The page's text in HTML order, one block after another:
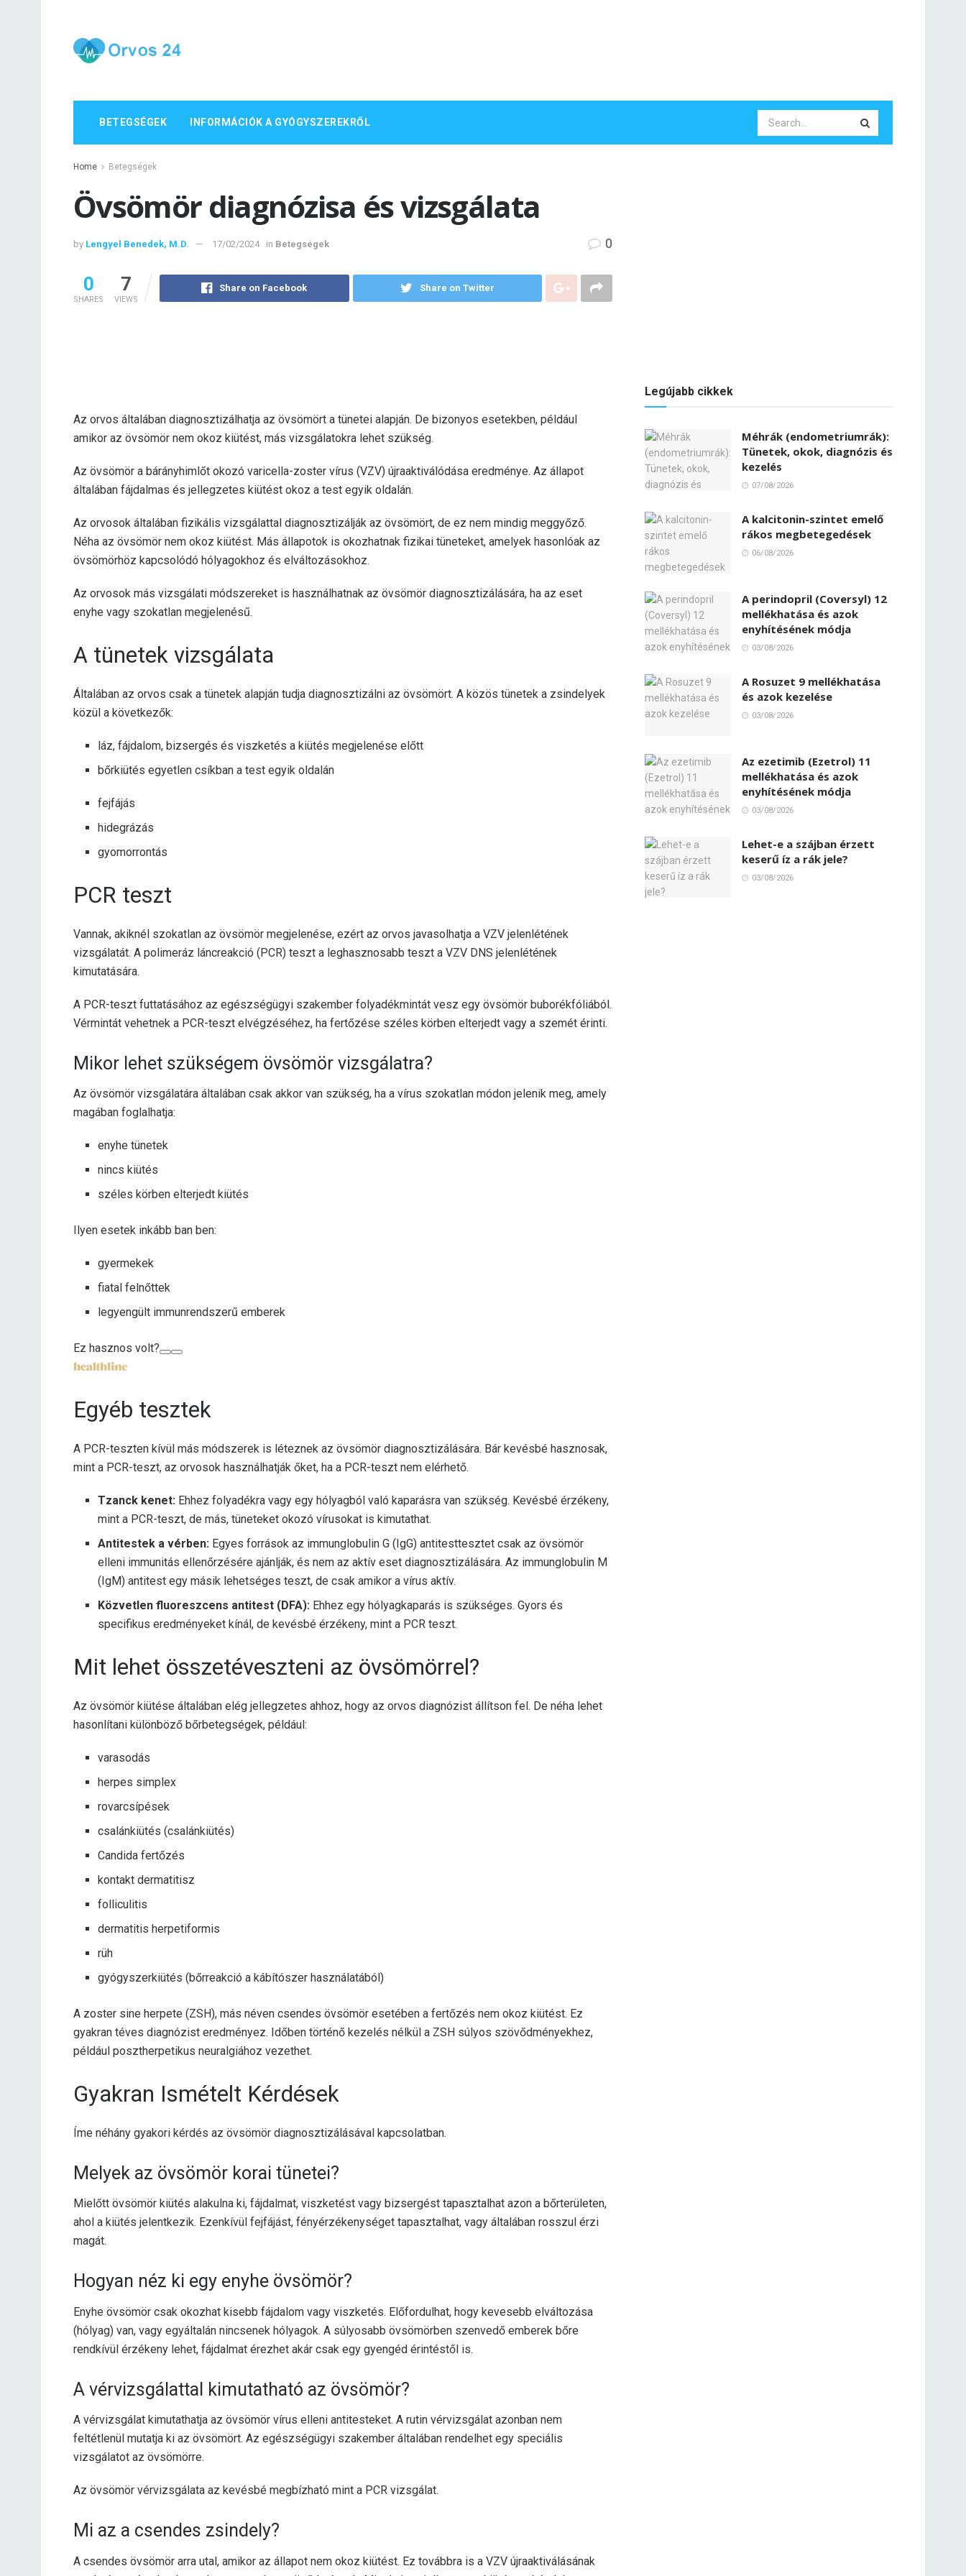
BETEGSÉGEK INFORMÁCIÓK A GYÓGYSZEREKRŐL
Home Betegségek
Övsömör diagnózisa és vizsgálata
by Lengyel Benedek, M.D. 17/02/2024 in Betegségek 0
0
SHARES
7
VIEWS
Share on Facebook Share on Twitter
Az orvos általában diagnosztizálhatja az övsömört a tünetei alapján. De bizonyos esetekben, például
amikor az övsömör nem okoz kiütést, más vizsgálatokra lehet szükség.
Az övsömör a bárányhimlőt okozó varicella-zoster vírus (VZV) újraaktiválódása eredménye. Az állapot
általában fájdalmas és jellegzetes kiütést okoz a test egyik oldalán.
Az orvosok általában fizikális vizsgálattal diagnosztizálják az övsömört, de ez nem mindig meggyőző.
Néha az övsömör nem okoz kiütést. Más állapotok is okozhatnak fizikai tüneteket, amelyek hasonlóak az
övsömörhöz kapcsolódó hólyagokhoz és elváltozásokhoz.
Az orvosok más vizsgálati módszereket is használhatnak az övsömör diagnosztizálására, ha az eset
enyhe vagy szokatlan megjelenésű.
A tünetek vizsgálata
Általában az orvos csak a tünetek alapján tudja diagnosztizálni az övsömört. A közös tünetek a zsindelyek
közül a következők:
láz, fájdalom, bizsergés és viszketés a kiütés megjelenése előtt
bőrkiütés egyetlen csíkban a test egyik oldalán
fejfájás
hidegrázás
gyomorrontás
PCR teszt
Vannak, akiknél szokatlan az övsömör megjelenése, ezért az orvos javasolhatja a VZV jelenlétének
vizsgálatát. A polimeráz láncreakció (PCR) teszt a leghasznosabb teszt a VZV DNS jelenlétének
kimutatására.
A PCR-teszt futtatásához az egészségügyi szakember folyadékmintát vesz egy övsömör buborékfóliából.
Vérmintát vehetnek a PCR-teszt elvégzéséhez, ha fertőzése széles körben elterjedt vagy a szemét érinti.
Mikor lehet szükségem övsömör vizsgálatra?
Az övsömör vizsgálatára általában csak akkor van szükség, ha a vírus szokatlan módon jelenik meg, amely
magában foglalhatja:
enyhe tünetek
nincs kiütés
széles körben elterjedt kiütés
Ilyen esetek inkább ban ben:
gyermekek
fiatal felnőttek
legyengült immunrendszerű emberek
Ez hasznos volt?
Egyéb tesztek
A PCR-teszten kívül más módszerek is léteznek az övsömör diagnosztizálására. Bár kevésbé hasznosak,
mint a PCR-teszt, az orvosok használhatják őket, ha a PCR-teszt nem elérhető.
Tzanck kenet: Ehhez folyadékra vagy egy hólyagból való kaparásra van szükség. Kevésbé érzékeny,
mint a PCR-teszt, de más, tüneteket okozó vírusokat is kimutathat.
Antitestek a vérben: Egyes források az immunglobulin G (IgG) antitesttesztet csak az övsömör
elleni immunitás ellenőrzésére ajánlják, és nem az aktív eset diagnosztizálására. Az immunglobulin M
(IgM) antitest egy másik lehetséges teszt, decsak amikor a vírus aktív.
Közvetlen fluoreszcens antitest (DFA): Ehhez egy hólyagkaparás is szükséges. Gyors és
specifikus eredményeket kínál, de kevésbé érzékeny, mint a PCR teszt.
Mit lehet összetéveszteni az övsömörrel?
Az övsömör kiütése általában elég jellegzetes ahhoz, hogy az orvos diagnózist állítson fel. De néha lehet
hasonlítani különböző bőrbetegségek, például:
varasodás
herpes simplex
rovarcsípések
csalánkiütés (csalánkiütés)
Candida fertőzés
kontakt dermatitisz
folliculitis
dermatitis herpetiformis
rüh
gyógyszerkiütés (bőrreakció a kábítószer használatából)
A zoster sine herpete (ZSH), más néven csendes övsömör esetében a fertőzés nem okoz kiütést. Ez
gyakran téves diagnózist eredményez. Időben történő kezelés nélkül a ZSH súlyos szövődményekhez,
például posztherpetikus neuralgiához vezethet.
Gyakran Ismételt Kérdések
Íme néhány gyakori kérdés az övsömör diagnosztizálásával kapcsolatban.
Melyek az övsömör korai tünetei?
Mielőtt övsömör kiütés alakulna ki, fájdalmat, viszketést vagy bizsergést tapasztalhat azon a bőrterületen,
ahol a kiütés jelentkezik. Ezenkívül fejfájást, fényérzékenységet tapasztalhat, vagy általában rosszul érzi
magát.
Hogyan néz ki egy enyhe övsömör?
Enyhe övsömör csak okozhat kisebb fájdalom vagy viszketés. Előfordulhat, hogy kevesebb elváltozása
(hólyag) van, vagy egyáltalán nincsenek hólyagok. A súlyosabb övsömörben szenvedő emberek bőre
rendkívül érzékeny lehet, fájdalmat érezhet akár csak egy gyengéd érintéstől is.
A vérvizsgálattal kimutatható az övsömör?
A vérvizsgálat kimutathatja az övsömör vírus elleni antitesteket. A rutin vérvizsgálat azonban nem
feltétlenül mutatja ki az övsömört. Az egészségügyi szakember általában rendelhet egy speciális
vizsgálatot az övsömörre.
Az övsömör vérvizsgálata az kevésbé megbízható mint a PCR vizsgálat.
Mi az a csendes zsindely?
A csendes övsömör arra utal, amikor az állapot nem okoz kiütést. Ez továbbra is a VZV újraaktiválásának
Legújabb cikkek
Méhrák (endometriumrák):
Tünetek, okok, diagnózis és
kezelés
07/08/2026
A kalcitonin-szintet emelő
rákos megbetegedések
06/08/2026
A perindopril (Coversyl) 12
mellékhatása és azok
enyhítésének módja
03/08/2026
A Rosuzet 9 mellékhatása
és azok kezelése
03/08/2026
Az ezetimib (Ezetrol) 11
mellékhatása és azok
enyhítésének módja
03/08/2026
Lehet-e a szájban érzett
keserű íz a rák jele?
03/08/2026